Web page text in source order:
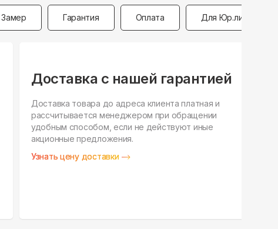
Замер Гарантия Оплата Для Юр.лиц
Доставка с нашей гарантией
Доставка товара до адреса клиента платная и
рассчитывается менеджером при обращении
удобным способом, если не действуют иные
акционные предложения.
Узнать цену доставки